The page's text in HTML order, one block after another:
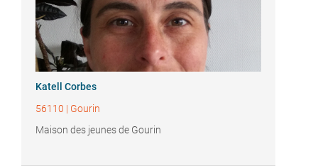
Katell Corbes
56110 | Gourin
Maison des jeunes de Gourin